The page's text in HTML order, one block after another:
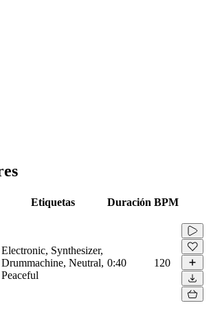
Etiquetas Duración BPM
Electronic, Synthesizer,
Drummachine, Neutral,
Peaceful
0:40 120